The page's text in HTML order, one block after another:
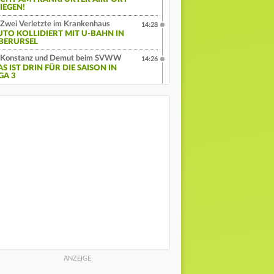
Zwei Verletzte im Krankenhaus
KOLLIDIERT MIT U-BAHN IN
14:28
Konstanz und Demut beim SVWW
IST DRIN FÜR DIE SAISON IN
3
14:26